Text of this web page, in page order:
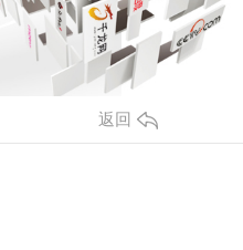
返回